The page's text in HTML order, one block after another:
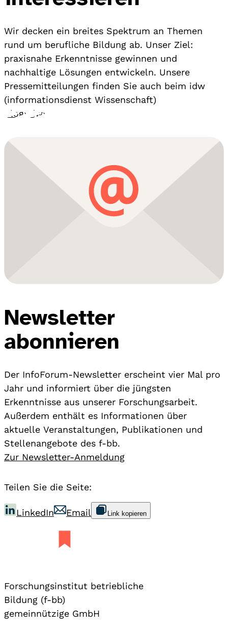
Wir decken ein breites Spektrum an Themen
rund um berufliche Bildung ab. Unser Ziel:
praxisnahe Erkenntnisse gewinnen und
nachhaltige Lösungen entwickeln. Unsere
Pressemitteilungen finden Sie auch beim idw
(informationsdienst Wissenschaft)
Blog› idw›
Newsletter
abonnieren
Der InfoForum-Newsletter erscheint vier Mal pro
Jahr und informiert über die jüngsten
Erkenntnisse aus unserer Forschungsarbeit.
Außerdem enthält es Informationen über
aktuelle Veranstaltungen, Publikationen und
Stellenangebote des f-bb.
Zur Newsletter-Anmeldung
Teilen Sie die Seite:
LinkedIn Email Link kopieren
Forschungsinstitut betriebliche
Bildung (f-bb)
gemeinnützige GmbH